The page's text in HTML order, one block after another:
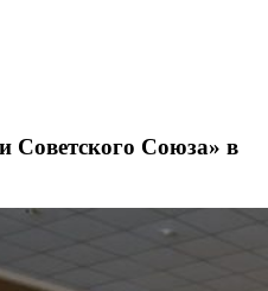
Советского Союза» в